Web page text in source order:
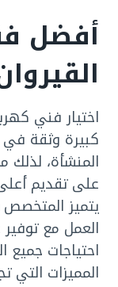
أفضل
اختيار فني
كبيرة وثقة في
المنشأة، لذلك
على تقديم
يتميز المتخصص
العمل مع
احتياجات جميع
المميزات التي